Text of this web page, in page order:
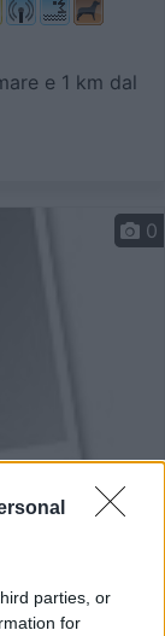
parties, or
for
e 1 km dal
0